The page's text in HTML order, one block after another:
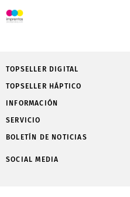
TOPSELLER DIGITAL
TOPSELLER HÁPTICO
INFORMACIÓN
SERVICIO
BOLETÍN DE NOTICIAS
SOCIAL MEDIA